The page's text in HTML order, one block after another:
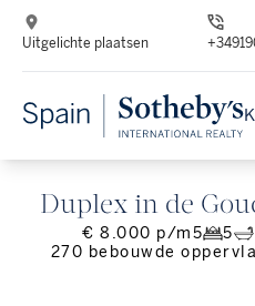
Uitgelichte plaatsen
Duplex in de
Driehoek van
€ 8.000 p/m5
5
270 bebouwde